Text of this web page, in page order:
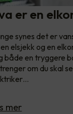
er en
synes det er
elsjekk og en
både en tryggere
om du skal
mer